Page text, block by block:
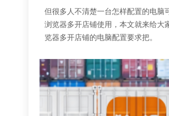
但很多人不清楚一台怎样配置的电脑
浏览器多开店铺使用，本文就来给大
览器多开店铺的电脑配置要求把。